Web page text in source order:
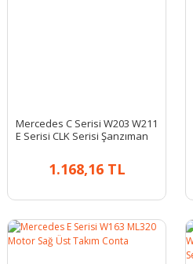
Mercedes C Serisi W203 W211
E Serisi CLK Serisi Şanzıman
1.168,16 TL